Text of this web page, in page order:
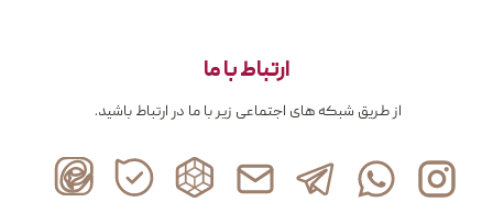
ارتباط با ما
از طریق شبکه های اجتماعی زیر با ما در ارتباط باشید.